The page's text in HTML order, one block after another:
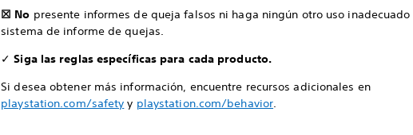
☒ No presente informes de queja falsos ni haga ningún otro uso
sistema de informe de quejas.
✓ Siga las reglas específicas para cada producto.
Si desea obtener más información, encuentre recursos adicionales en
playstation.com/safety y playstation.com/behavior.